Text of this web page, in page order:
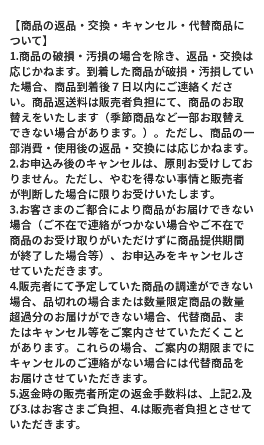
【商品の返品・交換・キャンセル・代替商品に
ついて】
1.商品の破損・汚損の場合を除き、返品・交換は
応じかねます。到着した商品が破損・汚損してい
た場合、商品到着後７日以内にご連絡くださ
い。商品返送料は販売者負担にて、商品のお取
替えをいたします（季節商品など一部お取替え
できない場合があります。）。ただし、商品の一
部消費・使用後の返品・交換には応じかねます。
2.お申込み後のキャンセルは、原則お受けしてお
りません。ただし、やむを得ない事情と販売者
が判断した場合に限りお受けいたします。
3.お客さまのご都合により商品がお届けできない
場合（ご不在で連絡がつかない場合やご不在で
商品のお受け取りがいただけずに商品提供期間
が終了した場合等）、お申込みをキャンセルさ
せていただきます。
4.販売者にて予定していた商品の調達ができない
場合、品切れの場合または数量限定商品の数量
超過分のお届けができない場合、代替商品、ま
たはキャンセル等をご案内させていただくこと
があります。これらの場合、ご案内の期限までに
キャンセルのご連絡がない場合には代替商品を
お届けさせていただきます。
5.返金時の販売者所定の返金手数料は、上記2.及
び3.はお客さまご負担、4.は販売者負担とさせて
いただきます。